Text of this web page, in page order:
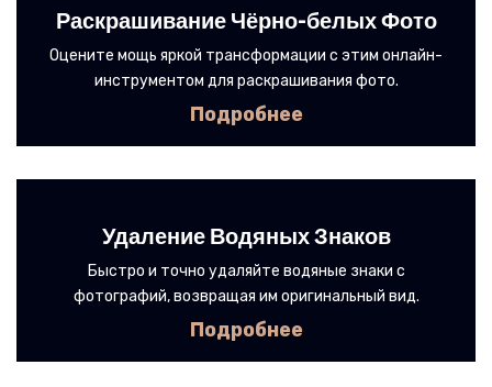
Раскрашивание Чёрно-белых Фото
Оцените мощь яркой трансформации с этим онлайн-
инструментом для раскрашивания фото.
Подробнее
Удаление Водяных Знаков
Быстро и точно удаляйте водяные знаки с
фотографий, возвращая им оригинальный вид.
Подробнее